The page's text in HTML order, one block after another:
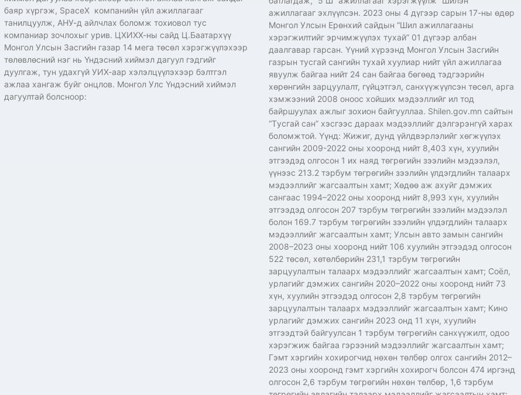
баяр хүргэж, SpaceX компанийн үйл ажиллагааг
танилцуулж, АНУ-д айлчлах боломж тохиовол тус
компаниар зочлохыг урив. ЦХИХХ-ны сайд Ц.Баатархүү
Монгол Улсын Засгийн газар 14 мега төсөл хэрэгжүүлэхээр
төлөвлөсний нэг нь Үндэсний хиймэл дагуул гэдгийг
дуулгаж, тун удахгүй УИХ-аар хэлэлцүүлэхээр бэлтгэл
ажлаа хангаж буйг онцлов. Монгол Улс Үндэсний хиймэл
дагуултай болсноор:
ажиллагааг эхлүүлсэн. 2023 оны 4 дүгээр сарын 17-ны өдөр
Монгол Улсын Ерөнхий сайдын “Шил ажиллагааны
хэрэгжилтийг эрчимжүүлэх тухай” 01 дүгээр албан
даалгавар гарсан. Үүний хүрээнд Монгол Улсын Засгийн
газрын тусгай сангийн тухай хуулиар нийт үйл ажиллагаа
явуулж байгаа нийт 24 сан байгаа бөгөөд тэдгээрийн
хөрөнгийн зарцуулалт, гүйцэтгэл, санхүүжүүлсэн төсөл, арга
хэмжээний 2008 оноос хойших мэдээллийг ил тод
байршуулах ажлыг зохион байгууллаа. Shilen.gov.mn сайтын
“Tусгай сан” хэсгээс дараах мэдээллийг дэлгэрэнгүй харах
боломжтой. Үүнд: Жижиг, дунд үйлдвэрлэлийг хөгжүүлэх
сангийн 2009-2022 оны хооронд нийт 8,403 хүн, хуулийн
этгээдэд олгосон 1 их наяд төгрөгийн зээлийн мэдээлэл,
үүнээс 213.2 тэрбум төгрөгийн зээлийн үлдэгдлийн талаарх
мэдээллийг жагсаалтын хамт; Хөдөө аж ахуйг дэмжих
сангаас 1994–2022 оны хооронд нийт 8,993 хүн, хуулийн
этгээдэд олгосон 207 тэрбум төгрөгийн зээлийн мэдээлэл
болон 169.7 тэрбум төгрөгийн зээлийн үлдэгдлийн талаарх
мэдээллийг жагсаалтын хамт; Улсын авто замын сангийн
2008–2023 оны хооронд нийт 106 хуулийн этгээдэд олгосон
522 төсөл, хөтөлбөрийн 231,1 тэрбум төгрөгийн
зарцуулалтын талаарх мэдээллийг жагсаалтын хамт; Соёл,
урлагийг дэмжих сангийн 2020–2022 оны хооронд нийт 73
хүн, хуулийн этгээдэд олгосон 2,8 тэрбум төгрөгийн
зарцуулалтын талаарх мэдээллийг жагсаалтын хамт; Кино
урлагийг дэмжих сангийн 2023 онд 11 хүн, хуулийн
этгээдтэй байгуулсан 1 тэрбум төгрөгийн санхүүжилт, одоо
хэрэгжиж байгаа гэрээний мэдээллийг жагсаалтын хамт;
Гэмт хэргийн хохирогчид нөхөн төлбөр олгох сангийн 2012–
2023 оны хооронд гэмт хэргийн хохирогч болсон 474 иргэнд
олгосон 2,6 тэрбум төгрөгийн нөхөн төлбөр, 1,6 тэрбум